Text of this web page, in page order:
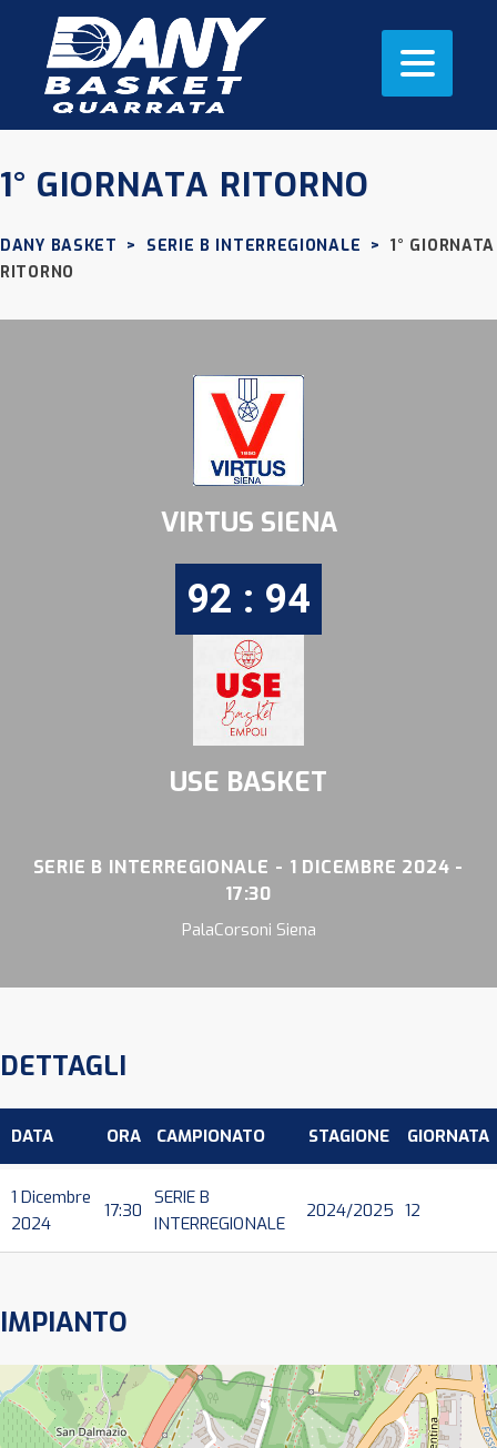
1° GIORNATA RITORNO
DANY BASKET > SERIE B INTERREGIONALE > 1° GIORNATA
RITORNO
VIRTUS SIENA
92 : 94
USE BASKET
SERIE B INTERREGIONALE - 1 DICEMBRE 2024 -
17:30
PalaCorsoni Siena
DETTAGLI
DATA ORA CAMPIONATO STAGIONE GIORNATA
1 Dicembre
2024
17:30
SERIE B
INTERREGIONALE
2024/2025 12
IMPIANTO